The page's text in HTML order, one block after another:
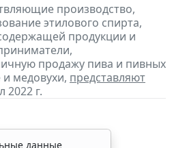
производство,
этилового спирта,
продукции и
продажу пива и пивных
и медовухи, представляют
2022 г.
данные